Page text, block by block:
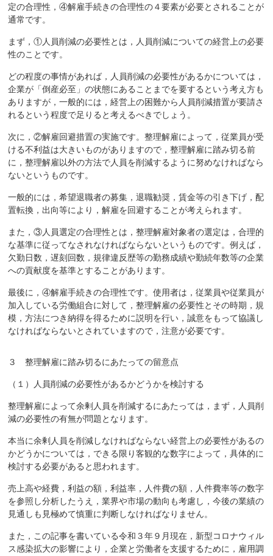
定の合理性，④解雇手続きの合理性の４要素が必要とされることが
通常です。
まず，①人員削減の必要性とは，人員削減についての経営上の必要
性のことです。
どの程度の事情があれば，人員削減の必要性があるかについては，
企業が「倒産必至」の状態にあることまでを要するという考え方も
ありますが，一般的には，経営上の困難から人員削減措置が要請さ
れるという程度で足りると考えるべきでしょう。
次に，②解雇回避措置の実施です。整理解雇によって，従業員が受
ける不利益は大きいものがありますので，整理解雇に踏み切る前
に，整理解雇以外の方法で人員を削減するように努めなければなら
ないというものです。
一般的には，希望退職者の募集，退職勧奨，賃金等の引き下げ，配
置転換，出向等により，解雇を回避することが考えられます。
また，③人員選定の合理性とは，整理解雇対象者の選定は，合理的
な基準に従ってなされなければならないというものです。例えば，
欠勤日数，遅刻回数，規律違反歴等の勤務成績や勤続年数等の企業
への貢献度を基準とすることがあります。
最後に，④解雇手続きの合理性です。使用者は，従業員や従業員が
加入している労働組合に対して，整理解雇の必要性とその時期，規
模，方法につき納得を得るために説明を行い，誠意をもって協議し
なければならないとされていますので，注意が必要です。
３ 整理解雇に踏み切るにあたっての留意点
（１）人員削減の必要性があるかどうかを検討する
整理解雇によって余剰人員を削減するにあたっては，まず，人員削
減の必要性の有無が問題となります。
本当に余剰人員を削減しなければならない経営上の必要性があるの
かどうかについては，できる限り客観的な数字によって，具体的に
検討する必要があると思われます。
売上高や経費，利益の額，利益率，人件費の額，人件費率等の数字
を参照し分析したうえ，業界や市場の動向も考慮し，今後の業績の
見通しも見極めて慎重に判断しなければなりません。
また，この記事を書いている令和３年９月現在，新型コロナウィル
ス感染拡大の影響により，企業と労働者を支援するために，雇用調